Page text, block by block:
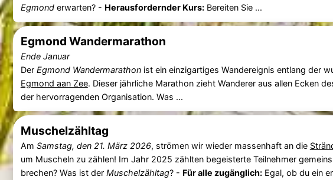
Egmonderwarten? - Herausfordernder Kurs:Bereiten Sie ...
Egmond Wandermarathon
Ende Januar
Der Egmond Wandermarathonist ein einzigartiges Wandereignis entlang der
Egmond aan Zee. Dieser jährliche Marathon zieht Wanderer aus allen Ecken
der hervorragenden Organisation. Was ...
Muschelzähltag
Am Samstag, den 21. März 2026, strömen wir wieder massenhaft an die
um Muscheln zu zählen! Im Jahr 2025 zählten begeisterte Teilnehmer
brechen? Was ist der Muschelzähltag? - Für alle zugänglich:Egal, ob du ein